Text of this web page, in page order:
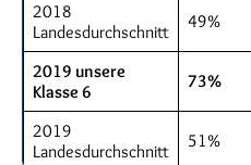
2018
Landesdurchschnitt
49%
2019 unsere
Klasse 6
73%
2019
Landesdurchschnitt
51%